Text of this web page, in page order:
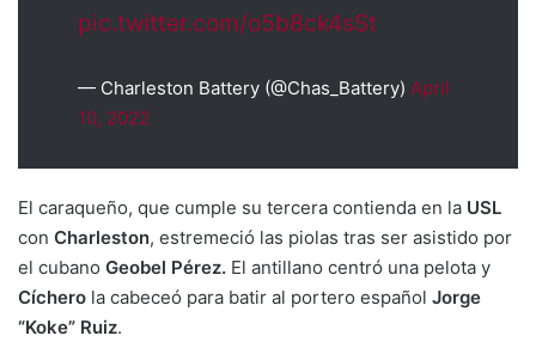
pic.twitter.com/o5b8ck4sSt
— Charleston Battery (@Chas_Battery) April
10, 2022
El caraqueño, que cumple su tercera contienda en la USL
con Charleston, estremeció las piolas tras ser asistido por
el cubano Geobel Pérez. El antillano centró una pelota y
Cíchero la cabeceó para batir al portero español Jorge
“Koke” Ruiz.